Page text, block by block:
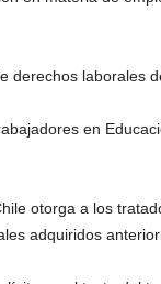
derechos laborales
en
otorga a los
adquiridos